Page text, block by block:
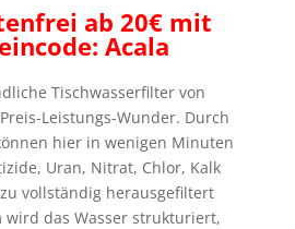
ab 20€ mit
Acala
Tischwasserfilter von
Leistungs-Wunder. Durch
hier in wenigen Minuten
Uran, Nitrat, Chlor, Kalk
vollständig herausgefiltert
wird das Wasser strukturiert,